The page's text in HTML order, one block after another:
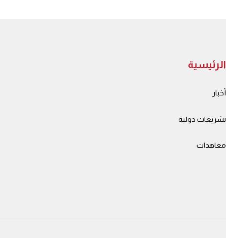
الرئيسية
أخبار
تشريعات دولية
معاهدات